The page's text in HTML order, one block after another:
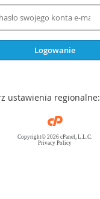
Logowanie
ustawienia regionalne:
Copyright© 2026 cPanel, L.L.C.
Privacy Policy